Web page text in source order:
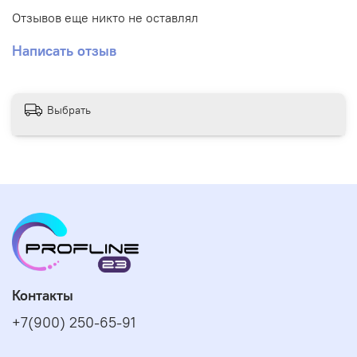
Отзывов еще никто не оставлял
Написать отзыв
Выбрать
Контакты
+7(900) 250-65-91